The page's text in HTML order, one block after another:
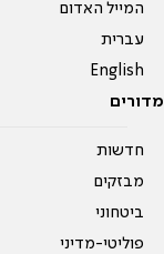
המייל האדום
עברית
English
מדורים
חדשות
מבזקים
ביטחוני
פוליטי-מדיני